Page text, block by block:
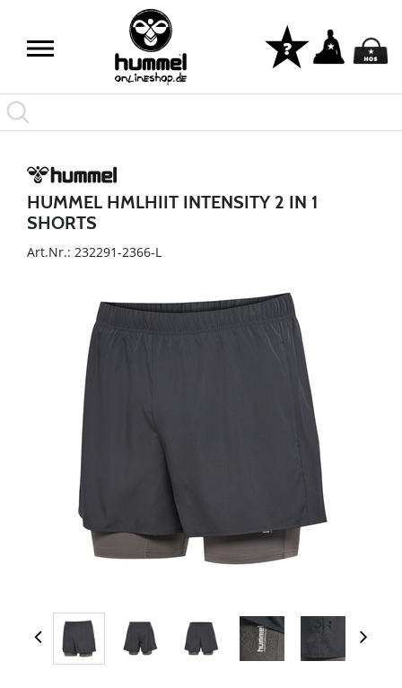
HUMMEL HMLHIIT INTENSITY 2 IN 1
SHORTS
Art.Nr.: 232291-2366-L